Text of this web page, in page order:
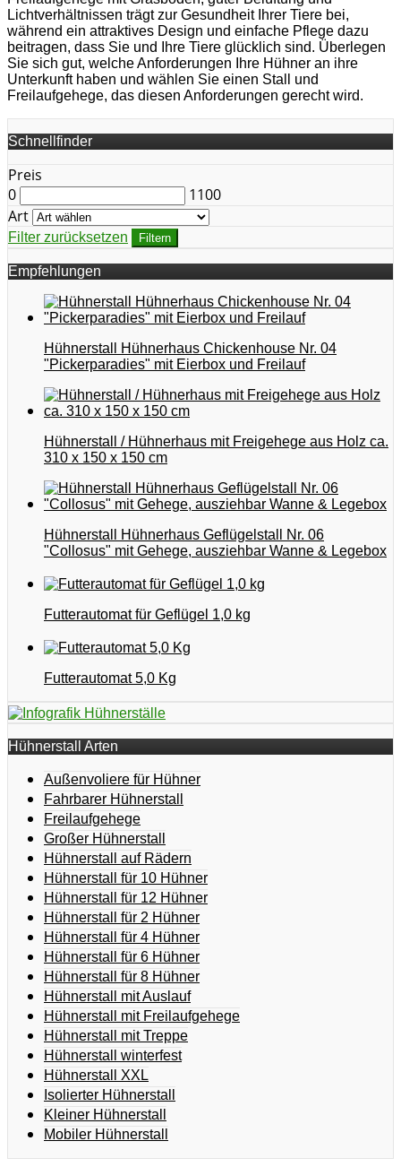
Lichtverhältnissen trägt zur Gesundheit Ihrer Tiere bei,
während ein attraktives Design und einfache Pflege dazu
beitragen, dass Sie und Ihre Tiere glücklich sind. Überlegen
Sie sich gut, welche Anforderungen Ihre Hühner an ihre
Unterkunft haben und wählen Sie einen Stall und
Freilaufgehege, das diesen Anforderungen gerecht wird.
Schnellfinder
Preis
0
1100
Art
Filter zurücksetzen Filtern
Empfehlungen
Hühnerstall Hühnerhaus Chickenhouse Nr. 04
"Pickerparadies" mit Eierbox und Freilauf
Hühnerstall / Hühnerhaus mit Freigehege aus Holz ca.
310 x 150 x 150 cm
Hühnerstall Hühnerhaus Geflügelstall Nr. 06
"Collosus" mit Gehege, ausziehbar Wanne & Legebox
Futterautomat für Geflügel 1,0 kg
Futterautomat 5,0 Kg
Hühnerstall Arten
Außenvoliere für Hühner
Fahrbarer Hühnerstall
Freilaufgehege
Großer Hühnerstall
Hühnerstall auf Rädern
Hühnerstall für 10 Hühner
Hühnerstall für 12 Hühner
Hühnerstall für 2 Hühner
Hühnerstall für 4 Hühner
Hühnerstall für 6 Hühner
Hühnerstall für 8 Hühner
Hühnerstall mit Auslauf
Hühnerstall mit Freilaufgehege
Hühnerstall mit Treppe
Hühnerstall winterfest
Hühnerstall XXL
Isolierter Hühnerstall
Kleiner Hühnerstall
Mobiler Hühnerstall